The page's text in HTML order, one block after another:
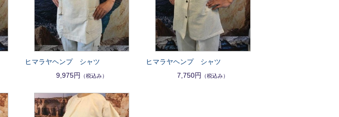
ヒマラヤヘンプ シャツ
9,975円
（税込み）
ヒマラヤヘンプ シャツ
7,750円
（税込み）